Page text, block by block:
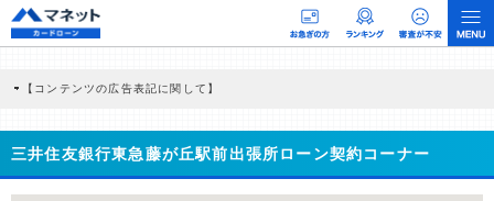
【コンテンツの広告表記に関して】
商品を根拠なくPRするものではなく、当編集部の調査／ユーザーへの口コミ収集な
どに基づき、公平性を担保した情報提供を行っています。
>提携企業一覧
三井住友銀行東急藤が丘駅前出張所ローン契約コーナー